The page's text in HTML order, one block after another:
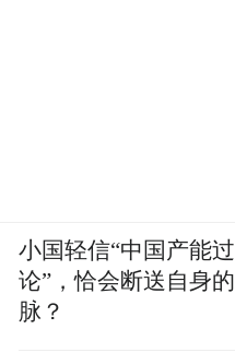
小国轻信“中国产能
论”，恰会断送自身
脉？